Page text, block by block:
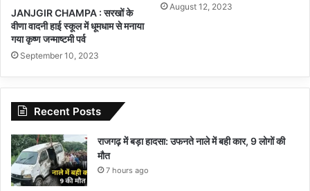
JANJGIR CHAMPA : सरखों के
वीणा वादनी हाई स्कूल में धूमधाम से मनाया
गया कृष्ण जन्माष्टमी पर्व
September 10, 2023
August 12, 2023
Recent Posts
राजगढ़ में बड़ा हादसा: उफनते नाले में बही कार, 9 लोगों की
मौत
7 hours ago